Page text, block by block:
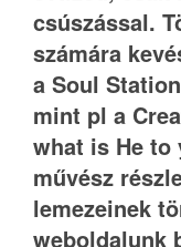
csúszással.
számára
a Soul
mint pl a
what is He to
művész
lemezeinek
weboldalunk